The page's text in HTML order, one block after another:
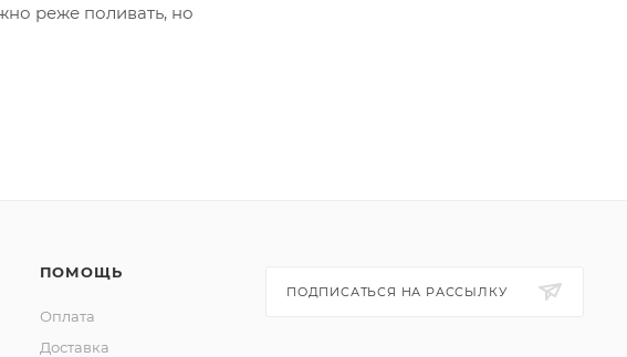
реже поливать, но
ПОМОЩЬ
Оплата
Доставка
ПОДПИСАТЬСЯ НА РАССЫЛКУ